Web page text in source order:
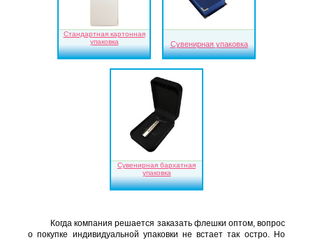
Стандартная картонная
упаковка
Сувенирная упаковка
Сувенирная бархатная
упаковка
Когда компания решается заказать флешки оптом, вопрос
о покупке индивидуальной упаковки не встает так остро. Но